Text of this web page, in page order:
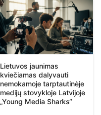
Lietuvos jaunimas
kviečiamas dalyvauti
nemokamoje tarptautinėje
medijų stovykloje Latvijoje
„Young Media Sharks“